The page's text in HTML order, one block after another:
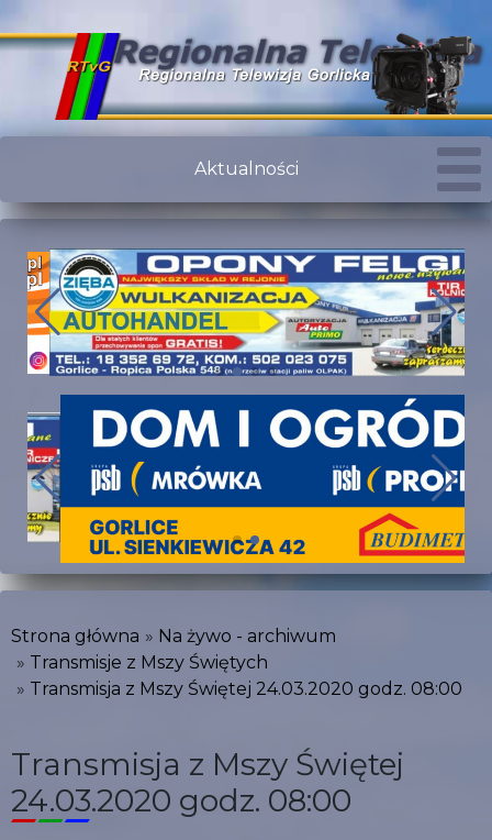
Aktualności
Strona główna
Na żywo - archiwum
Transmisje z Mszy Świętych
Transmisja z Mszy Świętej 24.03.2020 godz. 08:00
Transmisja z Mszy Świętej
24.03.2020 godz. 08:00